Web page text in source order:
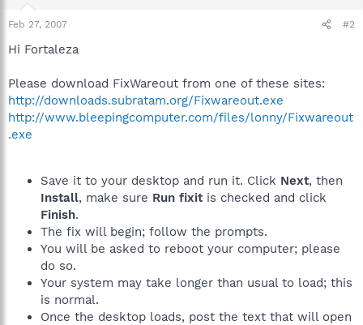
Feb 27, 2007 #2
Hi Fortaleza
Please download FixWareout from one of these sites:
http://downloads.subratam.org/Fixwareout.exe
http://www.bleepingcomputer.com/files/lonny/Fixwareout
.exe
Save it to your desktop and run it. Click Next, then
Install, make sure Run fixitis checked and click
Finish.
The fix will begin; follow the prompts.
You will be asked to reboot your computer; please
do so.
Your system may take longer than usual to load; this
is normal.
Once the desktop loads, post the text that will open